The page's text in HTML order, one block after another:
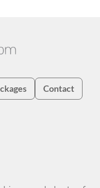
Contact